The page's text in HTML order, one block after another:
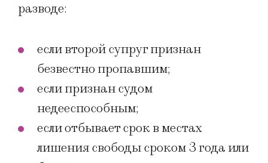
разводе:
если второй супруг признан
безвестно пропавшим;
если признан судом
недееспособным;
если отбывает срок в местах
лишения свободы сроком 3 года или